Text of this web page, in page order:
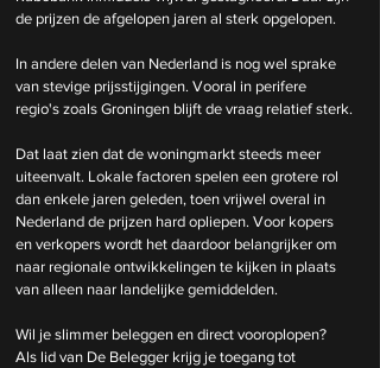
de prijzen de afgelopen jaren al sterk opgelopen.
In andere delen van Nederland is nog wel sprake
van stevige prijsstijgingen. Vooral in perifere
regio's zoals Groningen blijft de vraag relatief sterk.
Dat laat zien dat de woningmarkt steeds meer
uiteenvalt. Lokale factoren spelen een grotere rol
dan enkele jaren geleden, toen vrijwel overal in
Nederland de prijzen hard opliepen. Voor kopers
en verkopers wordt het daardoor belangrijker om
naar regionale ontwikkelingen te kijken in plaats
van alleen naar landelijke gemiddelden.
Wil je slimmer beleggen en direct vooroplopen?
Als lid van De Belegger krijg je toegang tot